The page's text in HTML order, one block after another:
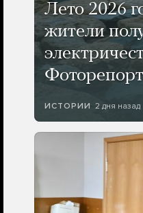
Лето 2026
жители
ИСТОРИИ 2 дня назад